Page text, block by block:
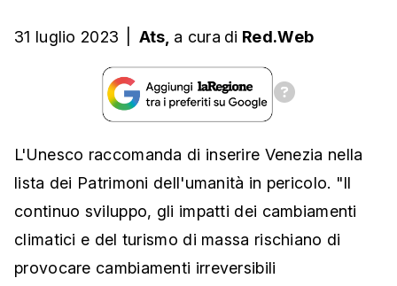
31 luglio 2023 Ats, a cura di Red.Web
L'Unesco raccomanda di inserire Venezia nella
lista dei Patrimoni dell'umanità in pericolo. "Il
continuo sviluppo, gli impatti dei cambiamenti
climatici e del turismo di massa rischiano di
provocare cambiamenti irreversibili